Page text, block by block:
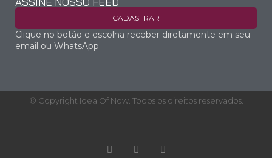
CADASTRAR
Clique no botão e escolha receber diretamente em seu
email ou WhatsApp
© Copyright Idea Of Now. Todos os direitos reservados.